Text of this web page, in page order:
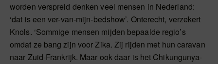
worden verspreid denken veel mensen in Nederland:
‘dat is een ver-van-mijn-bedshow’. Onterecht, verzekert
Knols. ‘Sommige mensen mijden bepaalde regio’s
omdat ze bang zijn voor Zika. Zij rijden met hun caravan
naar Zuid-Frankrijk. Maar ook daar is het Chikungunya-